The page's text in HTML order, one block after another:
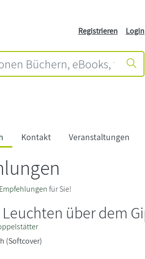
Registrieren Login
Kontakt Veranstaltungen
Empfehlungenfür Sie!
Leuchten über dem
(Softcover)